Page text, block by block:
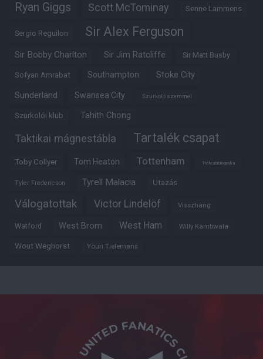
Ryan Giggs Scott McTominay Senne Lammens
Sergio Reguilon Sir Alex Ferguson
Sir Bobby Charlton Sir Jim Ratcliffe Sir Matt Busby
Sofyan Amrabat Southampton Stoke City
Sunderland Swansea City Szurkoló szemmel
Szurkolói klub Tahith Chong
Taktikai mágnestábla Tartalék csapat
Toby Collyer Tom Heaton Tottenham Trófeabibliográfia
Tyler Fredericson Tyrell Malacia Utazás
Válogatottak Victor Lindelöf Visszhang
Watford West Brom West Ham Willy Kambwala
Wout Weghorst Youri Tielemans